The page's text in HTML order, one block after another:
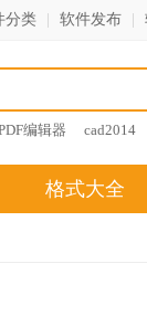
分类 软件发布
编辑器 cad2014
格式大全